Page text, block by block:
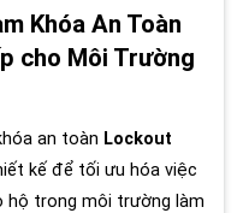
Khóa An Toàn
cho Môi Trường
an toàn Lockout
kế để tối ưu hóa việc
hộ trong môi trường làm